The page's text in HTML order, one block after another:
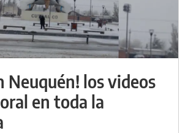
Neuquén! los videos
en toda la